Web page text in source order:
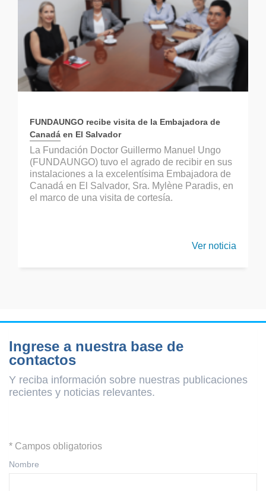
FUNDAUNGO recibe visita de la Embajadora de
Canadá en El Salvador
La Fundación Doctor Guillermo Manuel Ungo
(FUNDAUNGO) tuvo el agrado de recibir en sus
instalaciones a la excelentísima Embajadora de
Canadá en El Salvador, Sra. Mylène Paradis, en
el marco de una visita de cortesía.
Ver noticia
Ingrese a nuestra base de
contactos
Y reciba información sobre nuestras publicaciones
recientes y noticias relevantes.
* Campos obligatorios
Nombre